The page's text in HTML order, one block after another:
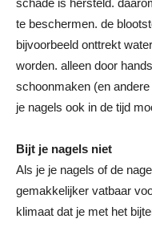
schade is hersteld.
te beschermen. de
bijvoorbeeld onttrekt
worden. alleen door
schoonmaken (en andere
je nagels ook in de tijd
Bijt je nagels niet
Als je je nagels of de
gemakkelijker vatbaar
klimaat dat je met het